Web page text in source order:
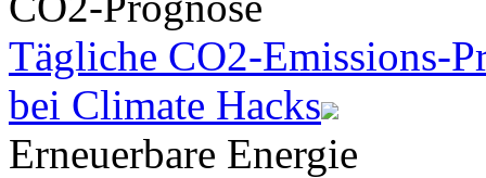
Tägliche CO2-Emissions-
bei Climate Hacks
Erneuerbare Energie